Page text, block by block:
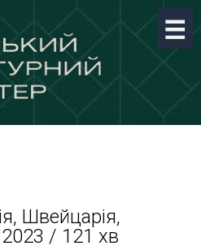
Швейцарія,
/ 121 хв